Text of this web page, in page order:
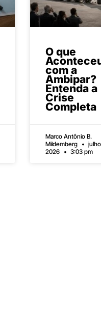
O que
com a
Ambipar?
Entenda a
Crise
Completa
Marco Antônio B.
Mildemberg
2026
3:03 pm